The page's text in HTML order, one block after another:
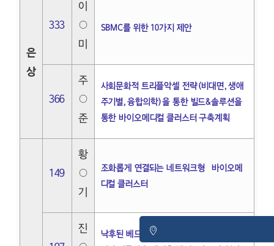
은
상
333
이
○
미
SBMC를 위한 10가지 제안
366
주
○
준
사회문화적 트리플악셀 전략(비대면,생애
주기별,융합의학)을 통한 빌드&솔루션을
통한 바이오메디컬 클러스터 구축계획
149
황
○
기
조화롭게 연결되는 네트워크형 바이오메
디컬 클러스터
진
낙후된 베드타운의 이미지 개발을 통해 숨